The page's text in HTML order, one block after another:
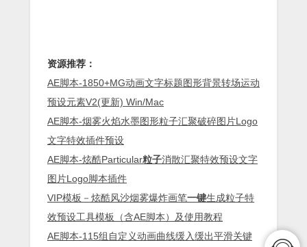
资源推荐：
AE脚本-1850+MG动画文字标题图形背景转场运动
预设元素V2(更新) Win/Mac
AE脚本-烟雾火焰水墨图形粒子汇聚破碎图片Logo
文字特效插件预设
AE脚本-炫酷Particular粒子消散汇聚特效预设文字
图片Logo脚本插件
VIP模板－炫酷风沙烟雾爆炸画笔一键生成粒子特
效预设工具模板（含AE脚本）及使用教程
AE脚本-115组自定义动画曲线缓入缓出平滑关键